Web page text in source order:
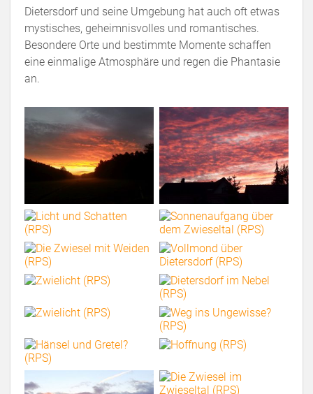
Dietersdorf und seine Umgebung hat auch oft etwas
mystisches, geheimnisvolles und romantisches.
Besondere Orte und bestimmte Momente schaffen
eine einmalige Atmosphäre und regen die Phantasie
an.